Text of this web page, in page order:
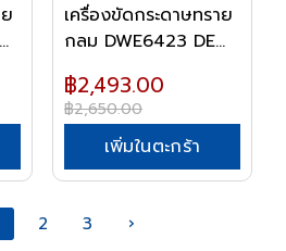
เครื่องขัดกระดาษทราย
กลม DWE6423 DE...
฿2,493.00
฿2,650.00
เพิ่มในตะกร้า
2 3 ›